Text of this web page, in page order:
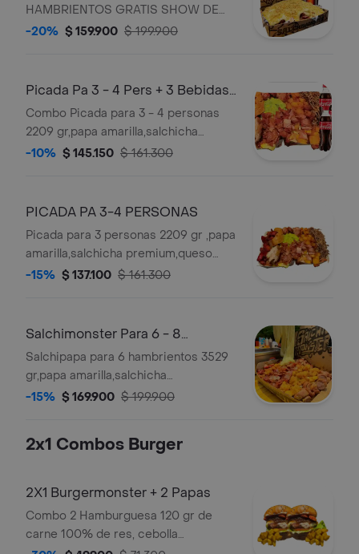
HAMBRIENTOS GRATIS SHOW DE
QUESO , GRATIS GASEOSA 1,5 LT
SM,Bacon Premium,Costilla Ahumada
Gratinado,Ripio, Maduro,Guayabo, y
Salsa Verde,Ajo, Bbq Honey
-20% $ 159.900 $ 199.900
Picada Pa 3 - 4 Pers + 3 Bebidas
250Ml Gratis
Combo Picada para 3 - 4 personas
2209 gr,papa amarilla,salchicha
premium,queso gratinado,bacon,
en salsa bbq honey ,carne
honey,guacamole, chorizo con limon
pimienta y salsas verde,ajo,bbq honey
-10% $ 145.150 $ 161.300
PICADA PA 3-4 PERSONAS
Picada para 3 personas 2209 gr ,papa
amarilla,salchicha premium,queso
gratinado,bacon, maduro guayabo
bbq honey ,carne desmechada en
con limon pimienta y salsas
verde,ajo,bbq honey
-15% $ 137.100 $ 161.300
Salchimonster Para 6 - 8
Personas
Salchipapa para 6 hambrientos 3529
gr,papa amarilla,salchicha
premium,pollo crunch en salsa a la
con limon pimienta , maicitos, queso
salsa verde,ajo, bbq honey
-15% $ 169.900 $ 199.900
2x1 Combos Burger
2X1 Burgermonster + 2 Papas
Combo 2 Hamburguesa 120 gr de
carne 100% de res, cebolla